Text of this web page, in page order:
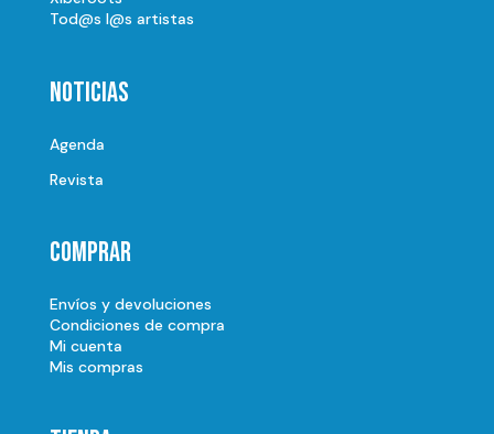
Tod@s l@s artistas
Noticias
Agenda
Revista
Comprar
Envíos y devoluciones
Condiciones de compra
Mi cuenta
Mis compras